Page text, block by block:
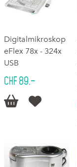
Digitalmikroskop
eFlex 78x - 324x
USB
CHF 89.–
 